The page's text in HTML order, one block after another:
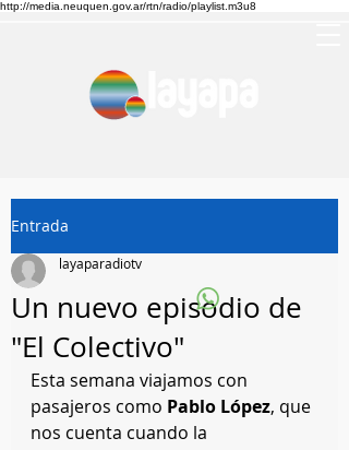
http://media.neuquen.gov.ar/rtn/radio/playlist.m3u8
Entrada
Un nuevo episodio de
"El Colectivo"
layaparadiotv
Esta semana viajamos con
pasajeros como Pablo López, que
nos cuenta cuando la